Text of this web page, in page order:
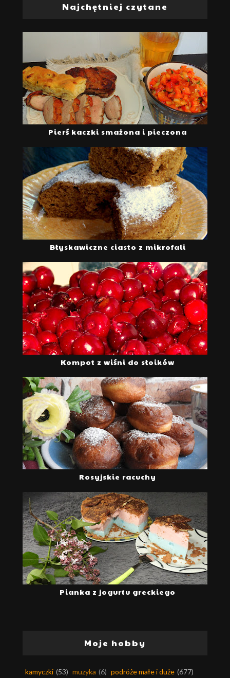
Najchętniej czytane
Pierś kaczki smażona i pieczona
Błyskawiczne ciasto z mikrofali
Kompot z wiśni do słoików
Rosyjskie racuchy
Pianka z jogurtu greckiego
Moje hobby
kamyczki (53) muzyka (6) podróże małe i duże (677)